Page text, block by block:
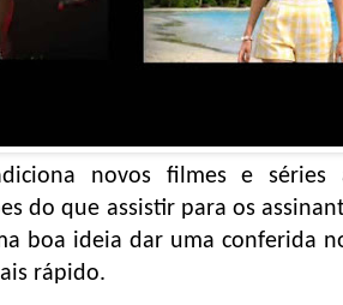
novos filmes e séries
do que assistir para os
boa ideia dar uma conferida
rápido.